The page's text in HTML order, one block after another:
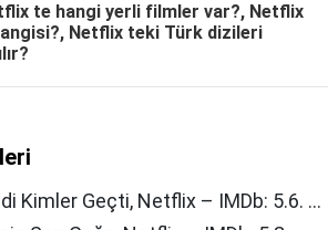
te hangi yerli filmler var?, Netflix
Netflix teki Türk dizileri
Kimler Geçti, Netflix – IMDb: 5.6. ...